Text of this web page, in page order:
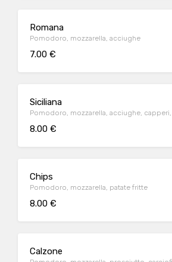
Romana
Pomodoro, mozzarella, acciughe
7.00 €
Siciliana
Pomodoro, mozzarella, acciughe,
8.00 €
Chips
Pomodoro, mozzarella, patate fritte
8.00 €
Calzone